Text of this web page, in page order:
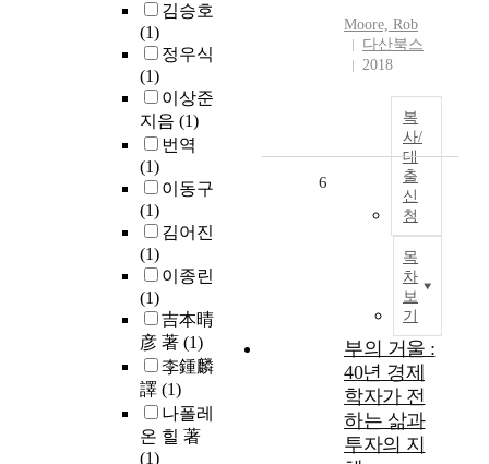
김승호
(1)
정우식
(1)
이상준
지음 (1)
번역
(1)
이동구
(1)
김어진
(1)
이종린
(1)
吉本晴
彦 著 (1)
李鍾麟
譯 (1)
나폴레
온 힐 著
(1)
Moore, Rob
다산북스
2018
복
사/
대
출
신
청
목
차
보
기
6
부의 거울 :
40년 경제
학자가 전
하는 삶과
투자의 지